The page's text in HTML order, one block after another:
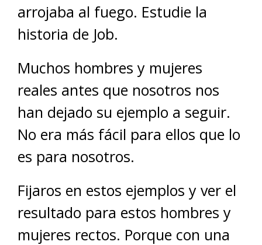
arrojaba al fuego. Estudie la
historia de Job.
Muchos hombres y mujeres
reales antes que nosotros nos
han dejado su ejemplo a seguir.
No era más fácil para ellos que lo
es para nosotros.
Fijaros en estos ejemplos y ver el
resultado para estos hombres y
mujeres rectos. Porque con una